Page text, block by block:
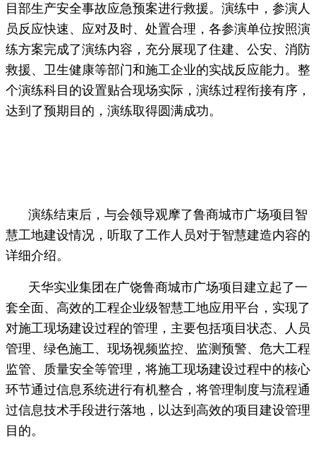
目部生产安全事故应急预案进行救援。 演练中，参演人
员反应快速、应对及时、处置合理，各参演单位按照演
练方案完成了演练内容，充分展现了住建、公安、消防
救援、卫生健康等部门和施工企业的实战反应能力。整
个演练科目的设置贴合现场实际，演练过程衔接有序，
达到了预期目的，演练取得圆满成功。
演练结束后，与会领导观摩了鲁商城市广场项目智
慧工地建设情况，听取了工作人员对于智慧建造内容的
详细介绍。
天华实业集团在广饶鲁商城市广场项目建立起了一
套全面、高效的工程企业级智慧工地应用平台，实现了
对施工现场建设过程的管理，主要包括项目状态、人员
管理、绿色施工、现场视频监控、监测预警、危大工程
监管、质量安全等管理，将施工现场建设过程中的核心
环节通过信息系统进行有机整合，将管理制度与流程通
过信息技术手段进行落地，以达到高效的项目建设管理
目的。